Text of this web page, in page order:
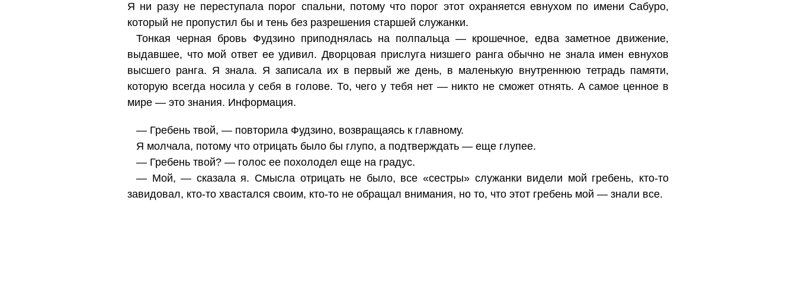
Я ни разу не переступала порог спальни, потому что порог этот охраняется евнухом по имени Сабуро,
который не пропустил бы и тень без разрешения старшей служанки.
Тонкая черная бровь Фудзино приподнялась на полпальца — крошечное, едва заметное движение,
выдавшее, что мой ответ ее удивил. Дворцовая прислуга низшего ранга обычно не знала имен евнухов
высшего ранга. Я знала. Я записала их в первый же день, в маленькую внутреннюю тетрадь памяти,
которую всегда носила у себя в голове. То, чего у тебя нет — никто не сможет отнять. А самое ценное в
мире — это знания. Информация.
— Гребень твой, — повторила Фудзино, возвращаясь к главному.
Я молчала, потому что отрицать было бы глупо, а подтверждать — еще глупее.
— Гребень твой? — голос ее похолодел еще на градус.
— Мой, — сказала я. Смысла отрицать не было, все «сестры» служанки видели мой гребень, кто-то
завидовал, кто-то хвастался своим, кто-то не обращал внимания, но то, что этот гребень мой — знали все.